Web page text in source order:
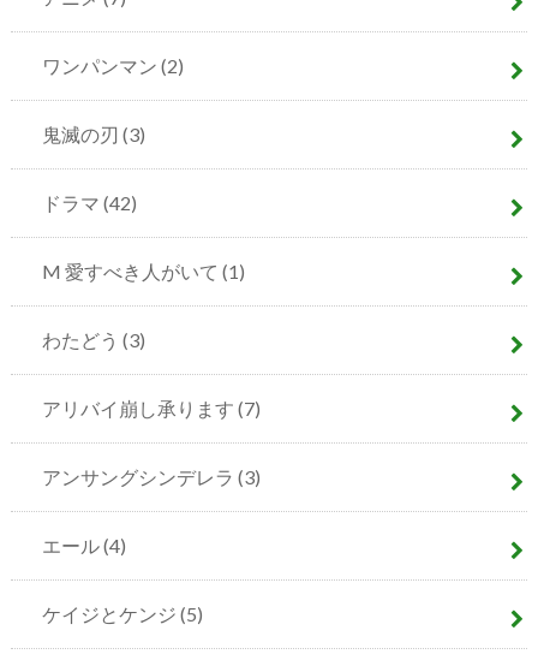
ワンパンマン (2)
鬼滅の刃 (3)
ドラマ (42)
M 愛すべき人がいて (1)
わたどう (3)
アリバイ崩し承ります (7)
アンサングシンデレラ (3)
エール(4)
ケイジとケンジ (5)